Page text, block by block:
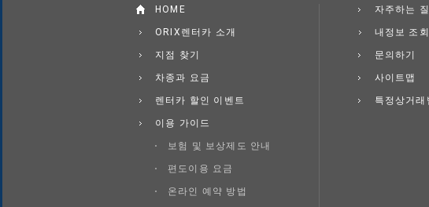
HOME
ORIX렌터카 소개
지점 찾기
차종과 요금
렌터카 할인 이벤트
이용 가이드
보험 및 보상제도 안내
편도이용 요금
온라인 예약 방법
자주하는
내정보 조회
문의하기
사이트맵
특정상거